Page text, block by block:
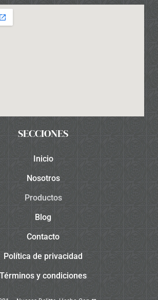
SECCIONES
Inicio
Nosotros
Productos
Blog
Contacto
Política de privacidad
Términos y condiciones